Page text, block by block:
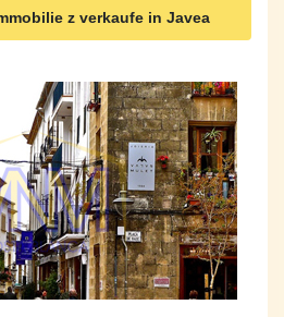
z verkaufe in Javea